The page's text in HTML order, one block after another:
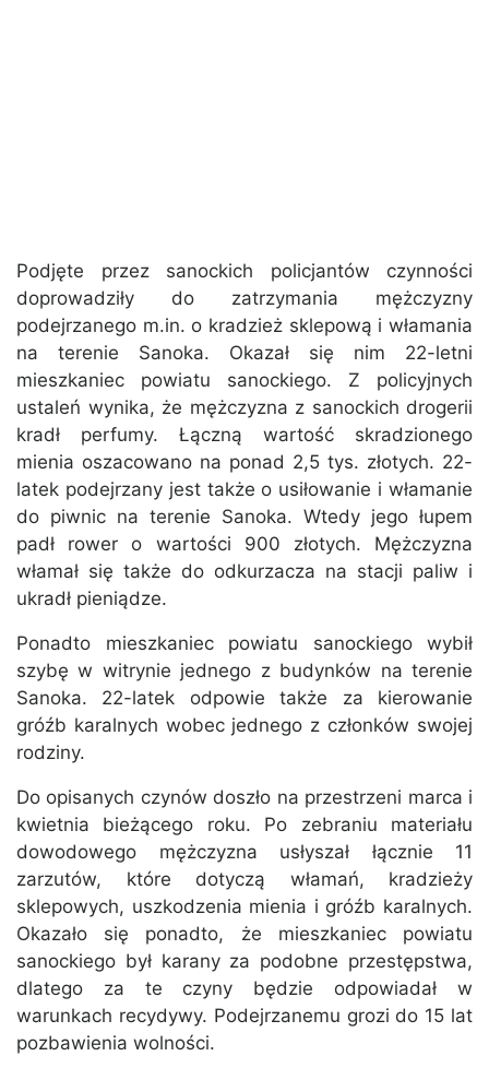
Podjęte przez sanockich policjantów czynności
doprowadziły do zatrzymania mężczyzny
podejrzanego m.in. o kradzież sklepową i włamania
na terenie Sanoka. Okazał się nim 22-letni
mieszkaniec powiatu sanockiego. Z policyjnych
ustaleń wynika, że mężczyzna z sanockich drogerii
kradł perfumy. Łączną wartość skradzionego
mienia oszacowano na ponad 2,5 tys. złotych. 22-
latek podejrzany jest także o usiłowanie i włamanie
do piwnic na terenie Sanoka. Wtedy jego łupem
padł rower o wartości 900 złotych. Mężczyzna
włamał się także do odkurzacza na stacji paliw i
ukradł pieniądze.
Ponadto mieszkaniec powiatu sanockiego wybił
szybę w witrynie jednego z budynków na terenie
Sanoka. 22-latek odpowie także za kierowanie
gróźb karalnych wobec jednego z członków swojej
rodziny.
Do opisanych czynów doszło na przestrzeni marca i
kwietnia bieżącego roku. Po zebraniu materiału
dowodowego mężczyzna usłyszał łącznie 11
zarzutów, które dotyczą włamań, kradzieży
sklepowych, uszkodzenia mienia i gróźb karalnych.
Okazało się ponadto, że mieszkaniec powiatu
sanockiego był karany za podobne przestępstwa,
dlatego za te czyny będzie odpowiadał w
warunkach recydywy. Podejrzanemu grozi do 15 lat
pozbawienia wolności.